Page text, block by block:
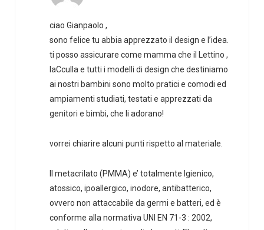
ciao Gianpaolo ,
sono felice tu abbia apprezzato il design e l’idea.
ti posso assicurare come mamma che il Lettino ,
laCculla e tutti i modelli di design che destiniamo
ai nostri bambini sono molto pratici e comodi ed
ampiamenti studiati, testati e apprezzati da
genitori e bimbi, che li adorano!
vorrei chiarire alcuni punti rispetto al materiale.
Il metacrilato (PMMA) e’ totalmente Igienico,
atossico, ipoallergico, inodore, antibatterico,
ovvero non attaccabile da germi e batteri, ed è
conforme alla normativa UNI EN 71-3 : 2002,